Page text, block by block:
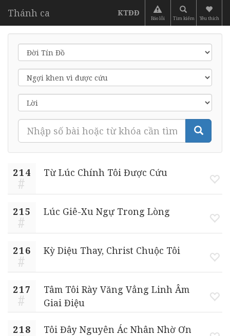
Thánh ca KTĐĐ
Báo lỗi Tìm kiếm Yêu thích
214 Từ Lúc Chính Tôi Được Cứu
215 Lúc Giê-Xu Ngự Trong Lòng
216 Kỳ Diệu Thay, Christ Chuộc Tôi
217
Tâm Tôi Rày Văng Vẳng Linh Âm
Giai Điệu
218
Tôi Đây Nguyên Ác Nhân Nhờ Ơn